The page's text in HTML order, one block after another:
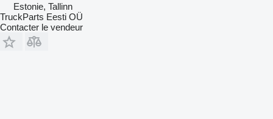
Estonie, Tallinn
TruckParts Eesti OÜ
Contacter le vendeur